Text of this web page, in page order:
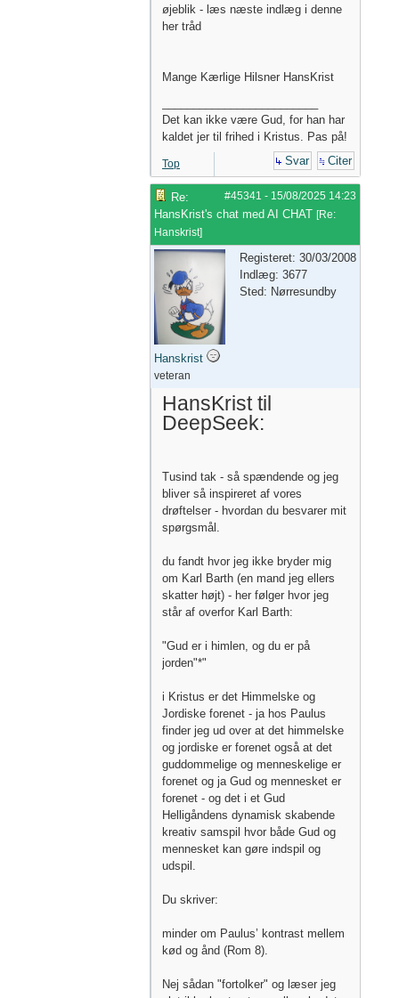
øjeblik - læs næste indlæg i denne
her tråd
Mange Kærlige Hilsner HansKrist
Det kan ikke være Gud, for han har
kaldet jer til frihed i Kristus. Pas på!
Top Svar Citer
#45341 - 15/08/2025 14:23
Re:
HansKrist's chat med AI CHAT [Re:
Hanskrist]
Hanskrist
veteran
Registeret: 30/03/2008
Indlæg: 3677
Sted: Nørresundby
HansKrist til
DeepSeek:
Tusind tak - så spændende og jeg
bliver så inspireret af vores
drøftelser - hvordan du besvarer mit
spørgsmål.
du fandt hvor jeg ikke bryder mig
om Karl Barth (en mand jeg ellers
skatter højt) - her følger hvor jeg
står af overfor Karl Barth:
"Gud er i himlen, og du er på
jorden"*"
i Kristus er det Himmelske og
Jordiske forenet - ja hos Paulus
finder jeg ud over at det himmelske
og jordiske er forenet også at det
guddommelige og menneskelige er
forenet og ja Gud og mennesket er
forenet - og det i et Gud
Helligåndens dynamisk skabende
kreativ samspil hvor både Gud og
mennesket kan gøre indspil og
udspil.
Du skriver:
minder om Paulus’ kontrast mellem
kød og ånd (Rom 8).
Nej sådan "fortolker" og læser jeg